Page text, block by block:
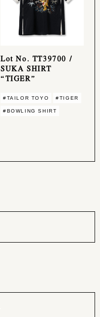
Lot No. TT39700 /
SUKA SHIRT
“TIGER”
#TAILOR TOYO #TIGER
#BOWLING SHIRT